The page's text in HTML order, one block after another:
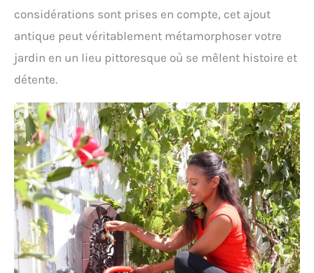
considérations sont prises en compte, cet ajout
antique peut véritablement métamorphoser votre
jardin en un lieu pittoresque où se mêlent histoire et
détente.